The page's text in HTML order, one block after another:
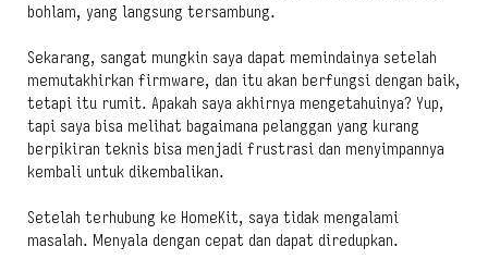
bohlam, yang langsung tersambung.
Sekarang, sangat mungkin saya dapat memindainya setelah
memutakhirkan firmware, dan itu akan berfungsi dengan baik,
tetapi itu rumit. Apakah saya akhirnya mengetahuinya? Yup,
tapi saya bisa melihat bagaimana pelanggan yang kurang
berpikiran teknis bisa menjadi frustrasi dan menyimpannya
kembali untuk dikembalikan.
Setelah terhubung ke HomeKit, saya tidak mengalami
masalah. Menyala dengan cepat dan dapat diredupkan.